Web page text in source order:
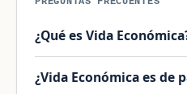
¿Qué es Vida
¿Vida Económica es de